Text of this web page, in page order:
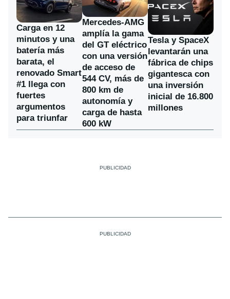
Carga en 12
minutos y una
batería más
barata, el
renovado Smart
#1 llega con
fuertes
argumentos
para triunfar
Mercedes-AMG
amplía la gama
del GT eléctrico
con una versión
de acceso de
544 CV, más de
800 km de
autonomía y
carga de hasta
600 kW
Tesla y SpaceX
levantarán una
fábrica de chips
gigantesca con
una inversión
inicial de 16.800
millones